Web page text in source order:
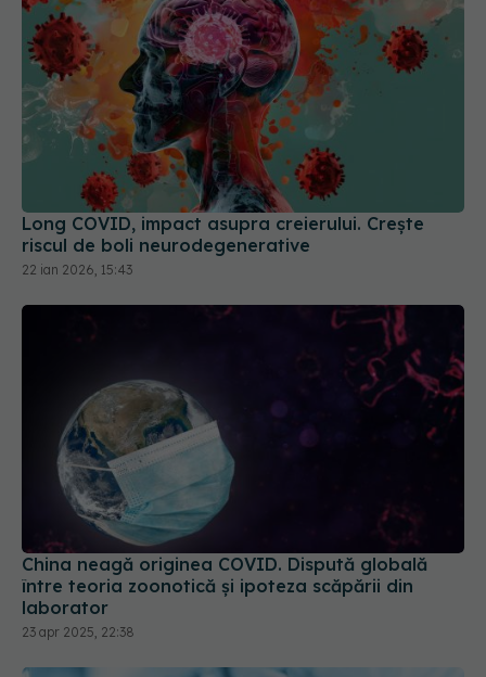
Long COVID, impact asupra creierului. Crește
riscul de boli neurodegenerative
22 ian 2026, 15:43
China neagă originea COVID. Dispută globală
între teoria zoonotică și ipoteza scăpării din
laborator
23 apr 2025, 22:38